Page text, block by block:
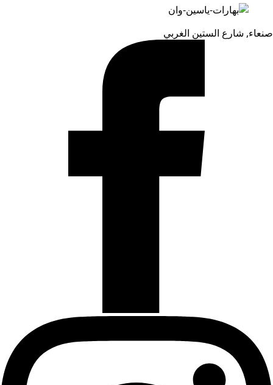
صنعاء, شارع الستين الغربي